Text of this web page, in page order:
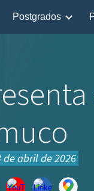
Postgrados
de abrilde 2026